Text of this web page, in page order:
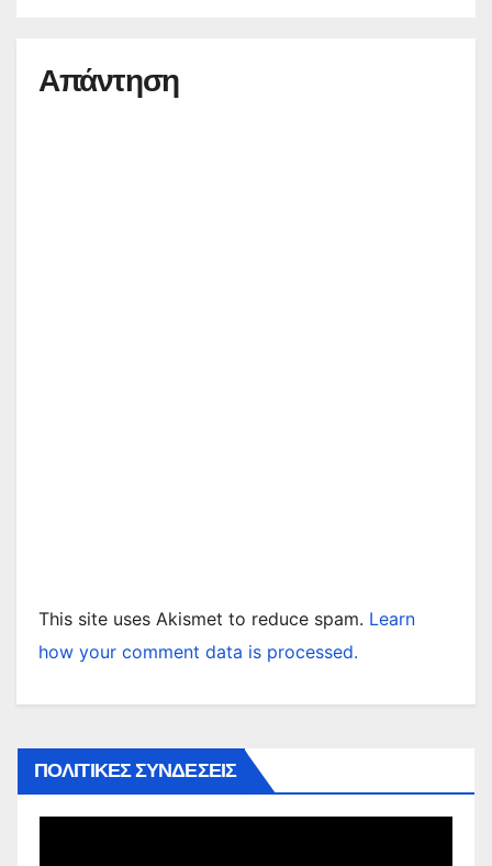
Απάντηση
This site uses Akismet to reduce spam. Learn
how your comment data is processed.
ΠΟΛΙΤΙΚΕΣ ΣΥΝΔΕΣΕΙΣ